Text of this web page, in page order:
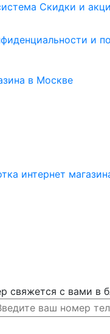
Скидки и
и
свяжется с вами в